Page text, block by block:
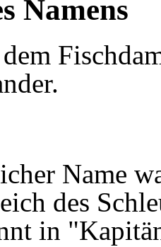
Namens
.
Name
des
in